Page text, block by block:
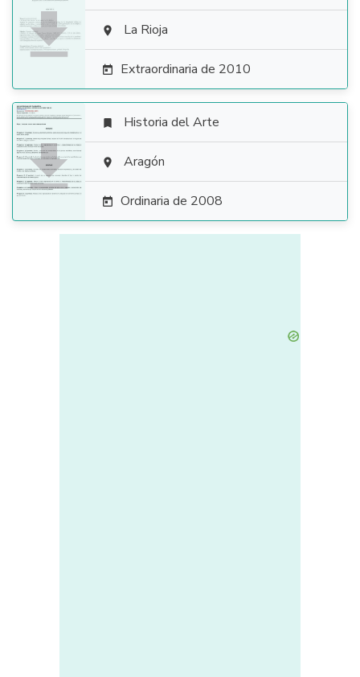
  La Rioja
 Extraordinaria de 2010

 Historia del Arte
 Aragón
 Ordinaria de 2008